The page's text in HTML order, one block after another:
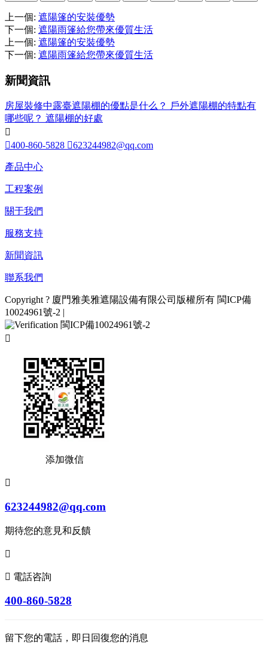
上一個: 遮陽篷的安裝優勢
下一個: 遮陽雨篷給您帶來優質生活
上一個: 遮陽篷的安裝優勢
下一個: 遮陽雨篷給您帶來優質生活
新聞資訊
房屋裝修中露臺遮陽棚的優點是什么？ 戶外遮陽棚的特點有
哪些呢？ 遮陽棚的好處

400-860-5828 623244982@qq.com
產品中心
工程案例
關于我們
服務支持
新聞資訊
聯系我們
Copyright ? 廈門雅美雅遮陽設備有限公司版權所有 閩ICP備
10024961號-2 |
閩ICP備10024961號-2

添加微信

623244982@qq.com
期待您的意見和反饋

 電話咨詢
400-860-5828
留下您的電話，即日回復您的消息